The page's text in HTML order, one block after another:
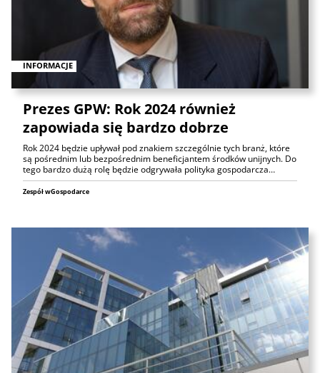
INFORMACJE
Prezes GPW: Rok 2024 również
zapowiada się bardzo dobrze
Rok 2024 będzie upływał pod znakiem szczególnie tych branż, które
są pośrednim lub bezpośrednim beneficjantem środków unijnych. Do
tego bardzo dużą rolę będzie odgrywała polityka gospodarcza…
Zespół wGospodarce